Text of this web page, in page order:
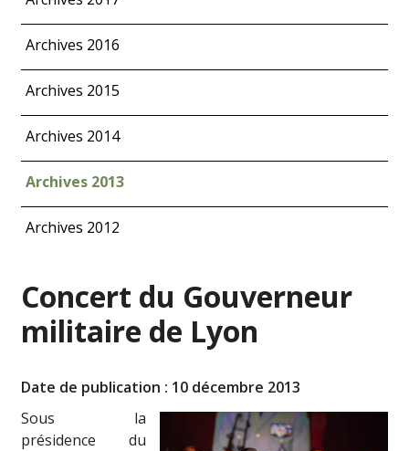
Archives 2016
Archives 2015
Archives 2014
Archives 2013
Archives 2012
Concert du Gouverneur
militaire de Lyon
Date de publication : 10 décembre 2013
Sous la
présidence du